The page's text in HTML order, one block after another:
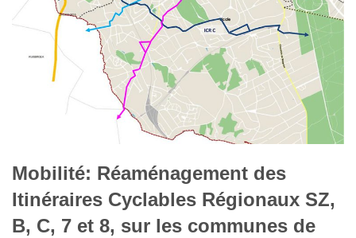
Mobilité: Réaménagement des
Itinéraires Cyclables Régionaux SZ,
B, C, 7 et 8, sur les communes de